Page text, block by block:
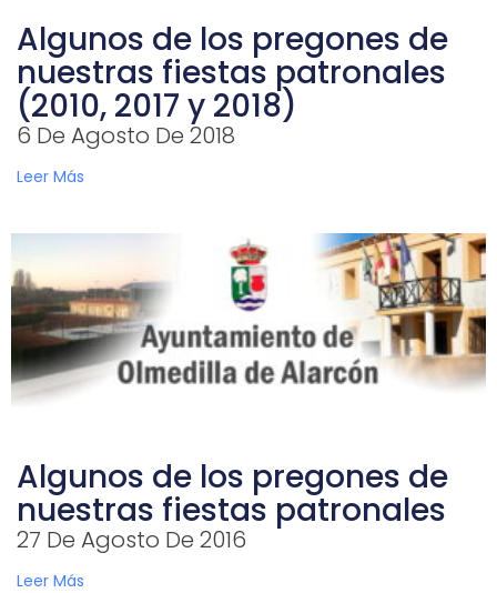
Algunos de los pregones de
nuestras fiestas patronales
(2010, 2017 y 2018)
6 De Agosto De 2018
Leer Más
Algunos de los pregones de
nuestras fiestas patronales
27 De Agosto De 2016
Leer Más